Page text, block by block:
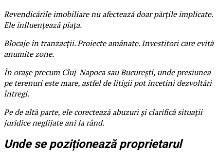
Revendicările imobiliare nu afectează doar părțile implicate.
Ele influențează piața.
Blocaje în tranzacții. Proiecte amânate. Investitori care evită
anumite zone.
În orașe precum Cluj-Napoca sau București, unde presiunea
pe terenuri este mare, astfel de litigii pot încetini dezvoltări
întregi.
Pe de altă parte, ele corectează abuzuri și clarifică situații
juridice neglijate ani la rând.
Unde se poziționează proprietarul